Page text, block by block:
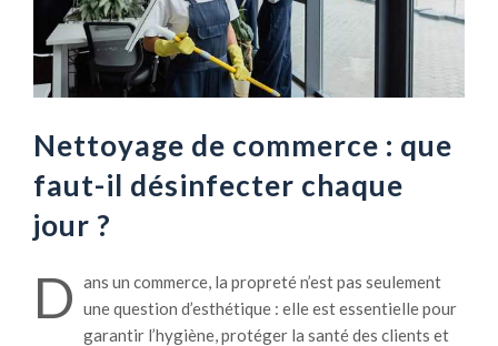
Nettoyage de commerce : que
faut-il désinfecter chaque
jour ?
D ans un commerce, la propreté n’est pas seulement
une question d’esthétique : elle est essentielle pour
garantir l’hygiène, protéger la santé des clients et